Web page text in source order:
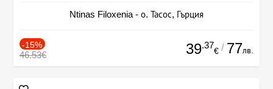
Ntinas Filoxenia - о. Тасос, Гърция
-15%
46.53€ 39.37
€ / 77лв.